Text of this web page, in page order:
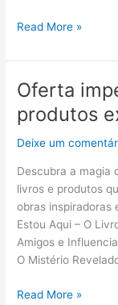
Read More »
Oferta
produtos
Deixe um
Descubra a magia
livros e produtos
obras inspiradoras
Estou Aqui – O
Amigos e
O Mistério
Oferta
imperdível
de
livros
produtos
exclusivos
na
Amazon
Read More »